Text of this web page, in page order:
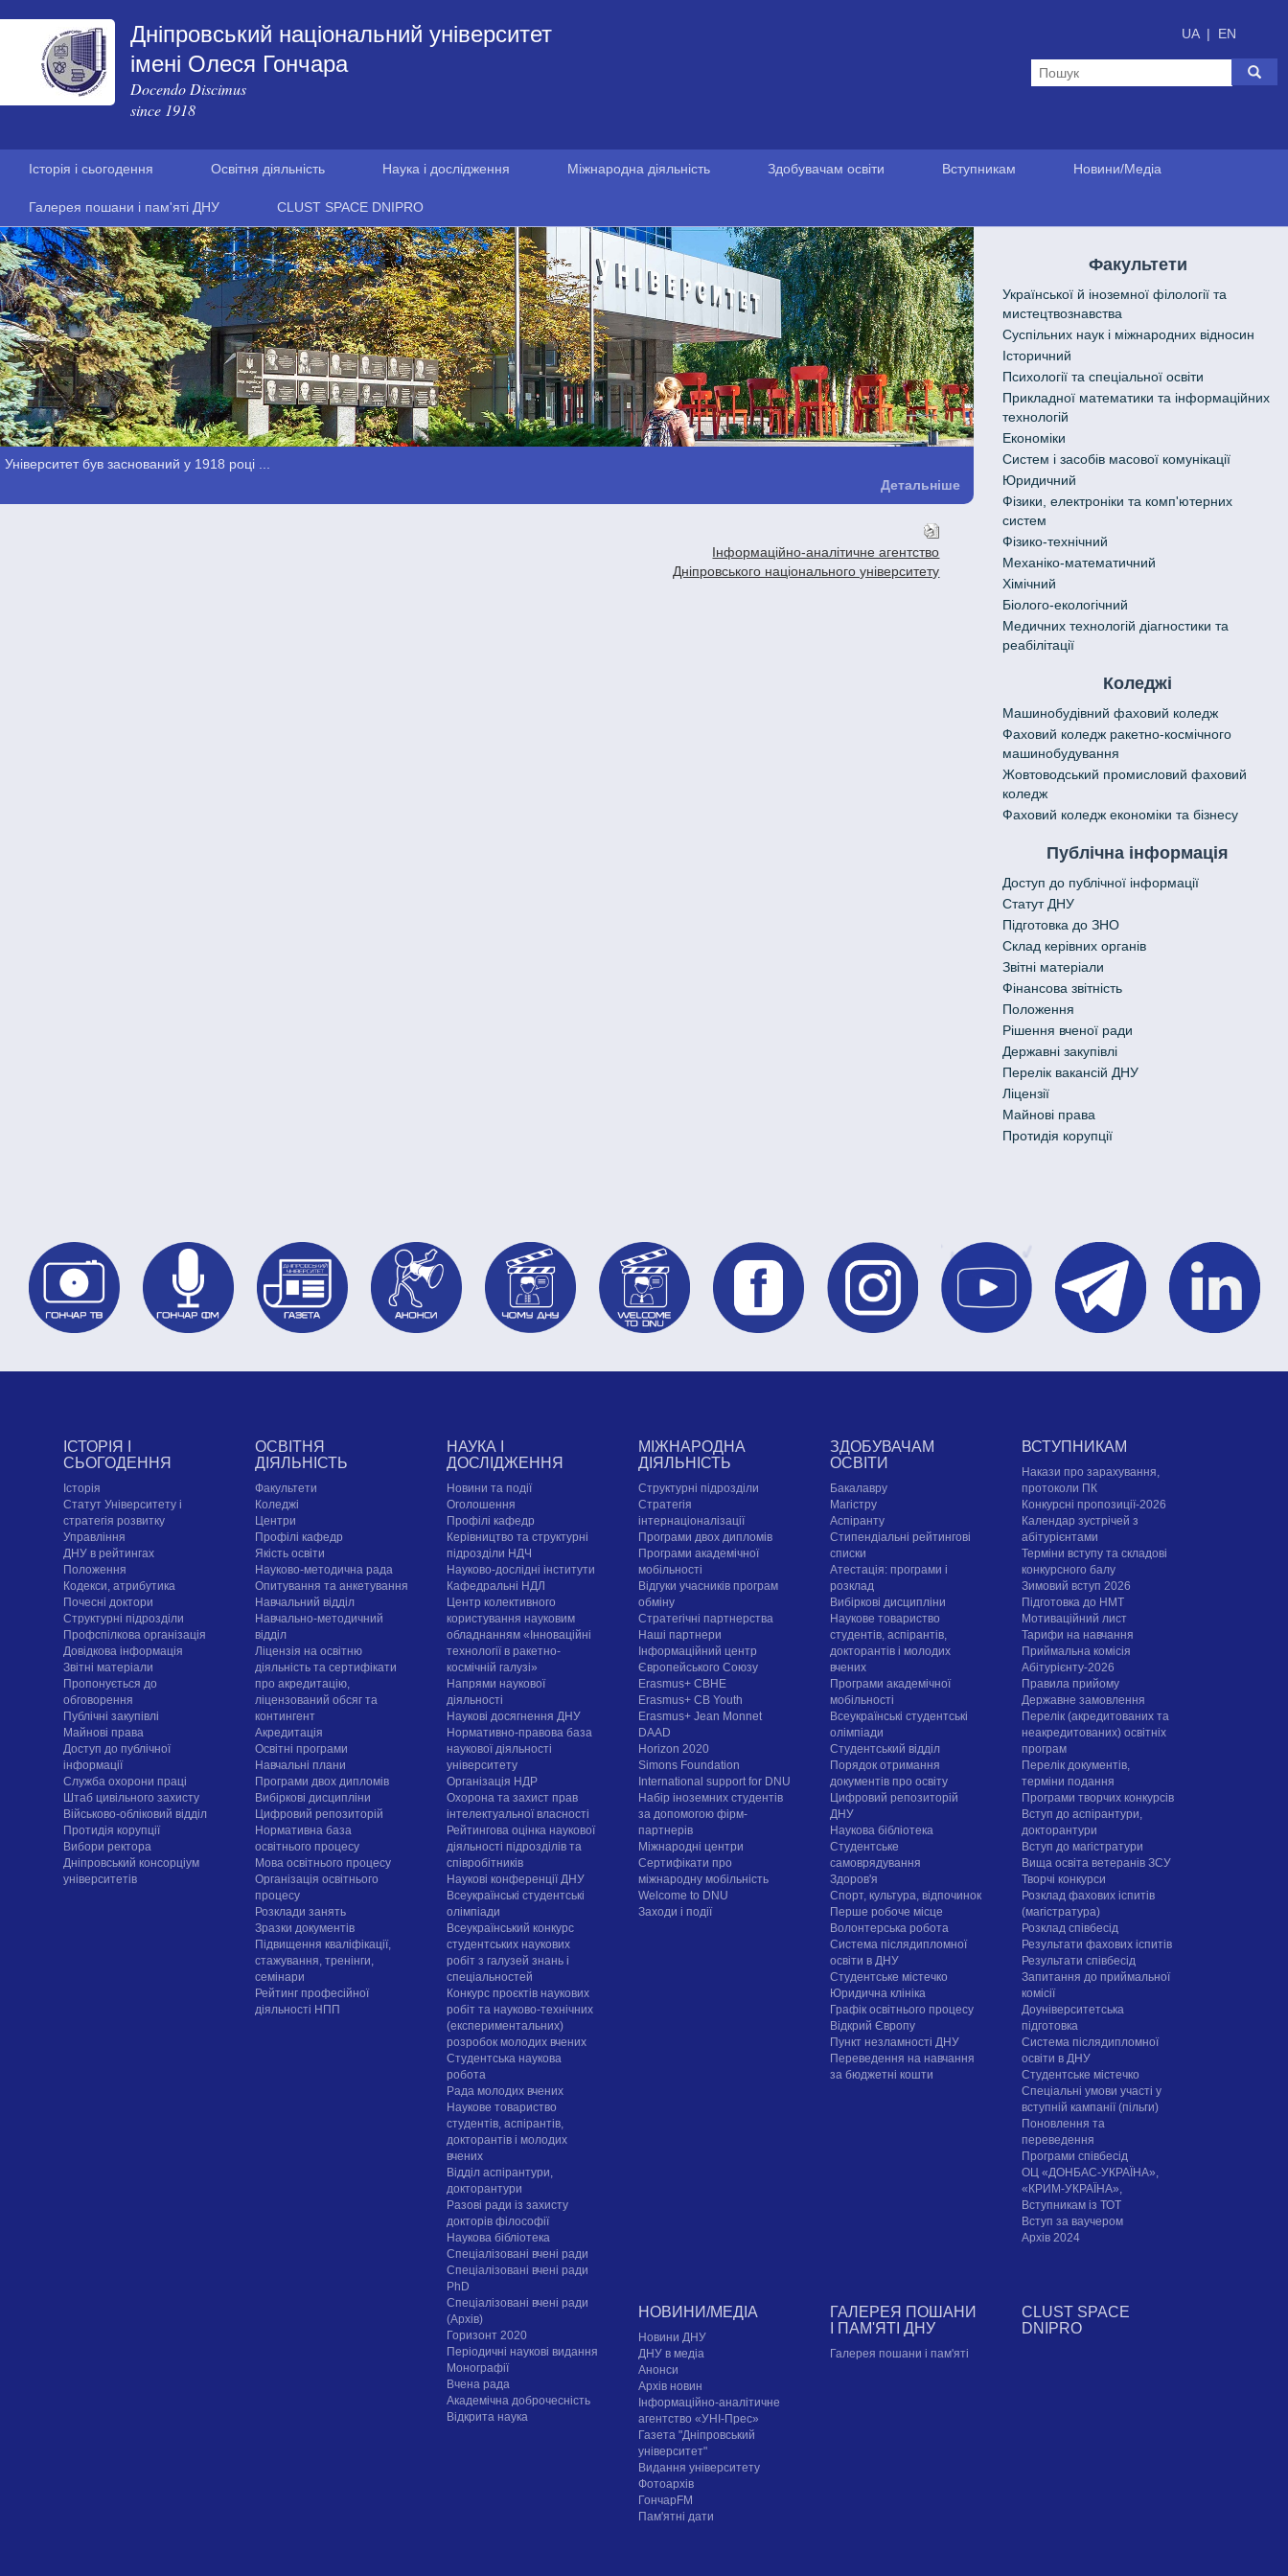
Дніпровський національний університет
імені Олеся Гончара
Docendo Discimus
since 1918
UA | EN
Історія і сьогодення Освітня діяльність Наука і дослідження Міжнародна діяльність Здобувачам освіти Вступникам Новини/Медіа
Галерея пошани і пам'яті ДНУ CLUST SPACE DNIPRO
Університет був заснований у 1918 році ...
Детальніше
Інформаційно-аналітичне агентство
Дніпровського національного університету
Факультети
Української й іноземної філології та
мистецтвознавства
Cуспільних наук і міжнародних відносин
Історичний
Психології та спеціальної освіти
Прикладної математики та інформаційних
технологій
Економіки
Систем і засобів масової комунікації
Юридичний
Фізики, електроніки та комп'ютерних
систем
Фізико-технічний
Механіко-математичний
Хімічний
Біолого-екологічний
Медичних технологій діагностики та
реабілітації
Коледжі
Машинобудівний фаховий коледж
Фаховий коледж ракетно-космічного
машинобудування
Жовтоводський промисловий фаховий
коледж
Фаховий коледж економіки та бізнесу
Публічна інформація
Доступ до публічної інформації
Статут ДНУ
Підготовка до ЗНО
Склад керівних органів
Звітні матеріали
Фінансова звітність
Положення
Рішення вченої ради
Державні закупівлі
Перелік вакансій ДНУ
Ліцензії
Майнові права
Протидія корупції
ІСТОРІЯ І
СЬОГОДЕННЯ
Історія
Статут Університету і
стратегія розвитку
Управління
ДНУ в рейтингах
Положення
Кодекси, атрибутика
Почесні доктори
Структурні підрозділи
Профспілкова організація
Довідкова інформація
Звітні матеріали
Пропонується до
обговорення
Публічні закупівлі
Майнові права
Доступ до публічної
інформації
Служба охорони праці
Штаб цивільного захисту
Військово-обліковий відділ
Протидія корупції
Вибори ректора
Дніпровський консорціум
університетів
ОСВІТНЯ
ДІЯЛЬНІСТЬ
Факультети
Коледжі
Центри
Профілі кафедр
Якість освіти
Науково-методична рада
Опитування та анкетування
Навчальний відділ
Навчально-методичний
відділ
Ліцензія на освітню
діяльність та сертифікати
про акредитацію,
ліцензований обсяг та
контингент
Акредитація
Освітні програми
Навчальні плани
Програми двох дипломів
Вибіркові дисципліни
Цифровий репозиторій
Нормативна база
освітнього процесу
Мова освітнього процесу
Організація освітнього
процесу
Розклади занять
Зразки документів
Підвищення кваліфікації,
стажування, тренінги,
семінари
Рейтинг професійної
діяльності НПП
НАУКА І
ДОСЛІДЖЕННЯ
Новини та події
Оголошення
Профілі кафедр
Керівництво та структурні
підрозділи НДЧ
Науково-дослідні інститути
Кафедральні НДЛ
Центр колективного
користування науковим
обладнанням «Інноваційні
технології в ракетно-
космічній галузі»
Напрями наукової
діяльності
Наукові досягнення ДНУ
Нормативно-правова база
наукової діяльності
університету
Організація НДР
Охорона та захист прав
інтелектуальної власності
Рейтингова оцінка наукової
діяльності підрозділів та
співробітників
Наукові конференції ДНУ
Всеукраїнські студентські
олімпіади
Всеукраїнський конкурс
студентських наукових
робіт з галузей знань і
спеціальностей
Конкурс проєктів наукових
робіт та науково-технічних
(експериментальних)
розробок молодих вчених
Студентська наукова
робота
Рада молодих вчених
Наукове товариство
студентів, аспірантів,
докторантів і молодих
вчених
Відділ аспірантури,
докторантури
Разові ради із захисту
докторів філософії
Наукова бібліотека
Спеціалізовані вчені ради
Спеціалізовані вчені ради
PhD
Спеціалізовані вчені ради
(Архів)
Горизонт 2020
Періодичні наукові видання
Монографії
Вчена рада
Академічна доброчесність
Відкрита наука
МІЖНАРОДНА
ДІЯЛЬНІСТЬ
Структурні підрозділи
Стратегія
інтернаціоналізації
Програми двох дипломів
Програми академічної
мобільності
Відгуки учасників програм
обміну
Стратегічні партнерства
Наші партнери
Інформаційний центр
Європейського Союзу
Erasmus+ CBHE
Erasmus+ CB Youth
Erasmus+ Jean Monnet
DAAD
Horizon 2020
Simons Foundation
International support for DNU
Набір іноземних студентів
за допомогою фірм-
партнерів
Міжнародні центри
Сертифікати про
міжнародну мобільність
Welcome to DNU
Заходи і події
ЗДОБУВАЧАМ
ОСВІТИ
Бакалавру
Магістру
Аспіранту
Стипендіальні рейтингові
списки
Атестація: програми і
розклад
Вибіркові дисципліни
Наукове товариство
студентів, аспірантів,
докторантів і молодих
вчених
Програми академічної
мобільності
Всеукраїнські студентські
олімпіади
Студентський відділ
Порядок отримання
документів про освіту
Цифровий репозиторій
ДНУ
Наукова бібліотека
Студентське
самоврядування
Здоров'я
Спорт, культура, відпочинок
Перше робоче місце
Волонтерська робота
Система післядипломної
освіти в ДНУ
Cтудентське містечко
Юридична клініка
Графік освітнього процесу
Відкрий Європу
Пункт незламності ДНУ
Переведення на навчання
за бюджетні кошти
ВСТУПНИКАМ
Накази про зарахування,
протоколи ПК
Конкурсні пропозиції-2026
Календар зустрічей з
абітурієнтами
Терміни вступу та складові
конкурсного балу
Зимовий вступ 2026
Підготовка до НМТ
Мотиваційний лист
Тарифи на навчання
Приймальна комісія
Абітурієнту-2026
Правила прийому
Державне замовлення
Перелік (акредитованих та
неакредитованих) освітніх
програм
Перелік документів,
терміни подання
Програми творчих конкурсiв
Вступ до аспірантури,
докторантури
Вступ до магістратури
Вища освіта ветеранів ЗСУ
Творчі конкурси
Розклад фахових іспитів
(магістратура)
Розклад співбесід
Результати фахових іспитів
Результати співбесід
Запитання до приймальної
комісії
Доуніверситетська
підготовка
Система післядипломної
освіти в ДНУ
Cтудентське містечко
Спеціальні умови участі у
вступній кампанії (пільги)
Поновлення та
переведення
Програми співбесід
ОЦ «ДОНБАС-УКРАЇНА»,
«КРИМ-УКРАЇНА»,
Вступникам із ТОТ
Вступ за ваучером
Архів 2024
НОВИНИ/МЕДІА
Новини ДНУ
ДНУ в медіа
Анонси
Архів новин
Інформаційно-аналітичне
агентство «УНІ-Прес»
Газета "Дніпровський
університет"
Видання університету
Фотоархів
ГончарFM
Пам'ятні дати
ГАЛЕРЕЯ ПОШАНИ
І ПАМ'ЯТІ ДНУ
Галерея пошани і пам'яті
CLUST SPACE
DNIPRO